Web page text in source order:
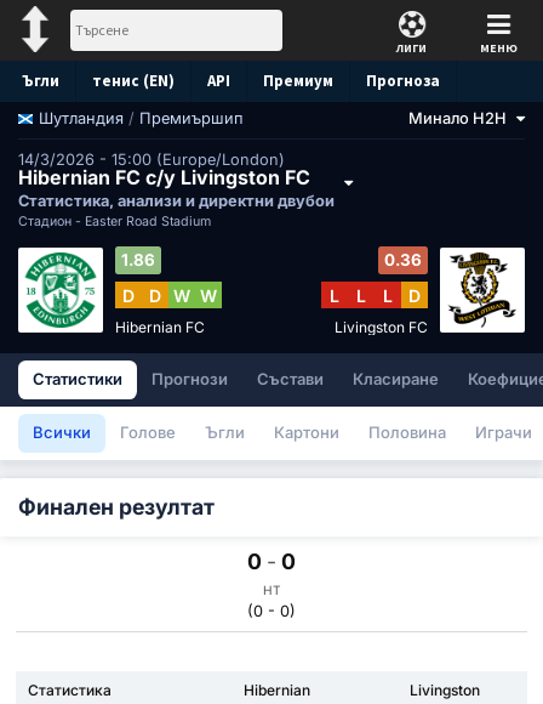
ЛИГИ МЕНЮ
Ъгли тенис (EN) API Премиум Прогноза
Шутландия / Премиършип Минало H2H
14/3/2026 - 15:00 (Europe/London)
Hibernian FC с/у Livingston FC
Статистика, анализи и директни двубои
Стадион - Easter Road Stadium
1.86
D D W W
Hibernian FC
0.36
L L L D
Livingston FC
Статистики Прогнози Състави Класиране
Всички Голове Ъгли Картони Половина Играчи
Финален резултат
0 - 0
HT
(0 - 0)
Статистика Hibernian Livingston